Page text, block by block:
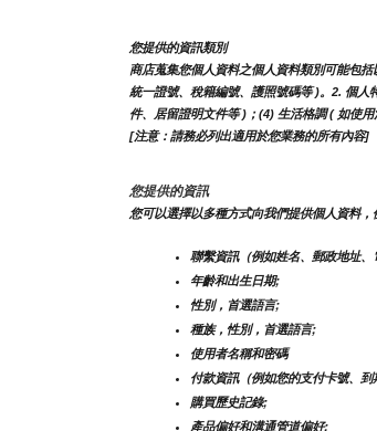
您提供的資訊類別
商店蒐集您個人資料之個人資料類別可能包
統一證號、稅籍編號、護照號碼等 )。2. 個
件、居留證明文件等 )；(4) 生活格調 ( 如使
[注意：請務必列出適用於您業務的所有內容]
您提供的資訊
您可以選擇以多種方式向我們提供個人資料
聯繫資訊（例如姓名、郵政地址
年齡和出生日期;
性別，首選語言;
種族，性別，首選語言;
使用者名稱和密碼
付款資訊（例如您的支付卡號、
購買歷史記錄;
產品偏好和溝通管道偏好;